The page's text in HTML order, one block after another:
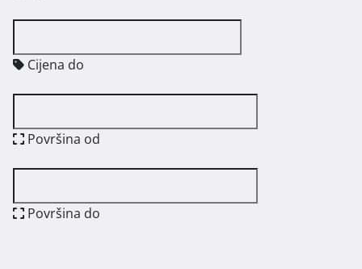
Cijena do
Površina od
Površina do